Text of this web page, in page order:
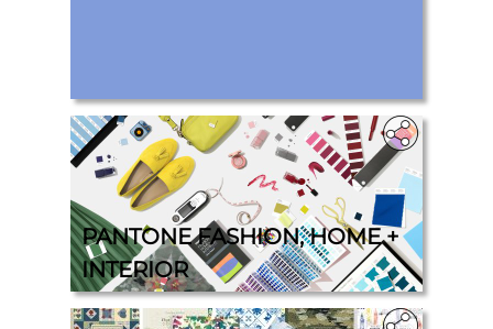
PANTONE FASHION, HOME +
INTERIOR